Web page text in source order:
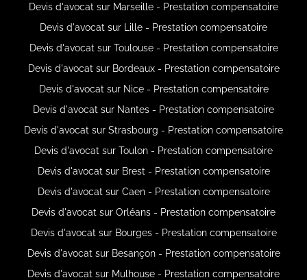
Devis d'avocat sur Marseille - Prestation compensatoire
Devis d'avocat sur Lille - Prestation compensatoire
Devis d'avocat sur Toulouse - Prestation compensatoire
Devis d'avocat sur Bordeaux - Prestation compensatoire
Devis d'avocat sur Nice - Prestation compensatoire
Devis d'avocat sur Nantes - Prestation compensatoire
Devis d'avocat sur Strasbourg - Prestation compensatoire
Devis d'avocat sur Toulon - Prestation compensatoire
Devis d'avocat sur Brest - Prestation compensatoire
Devis d'avocat sur Caen - Prestation compensatoire
Devis d'avocat sur Orléans - Prestation compensatoire
Devis d'avocat sur Bourges - Prestation compensatoire
Devis d'avocat sur Besançon - Prestation compensatoire
Devis d'avocat sur Mulhouse - Prestation compensatoire